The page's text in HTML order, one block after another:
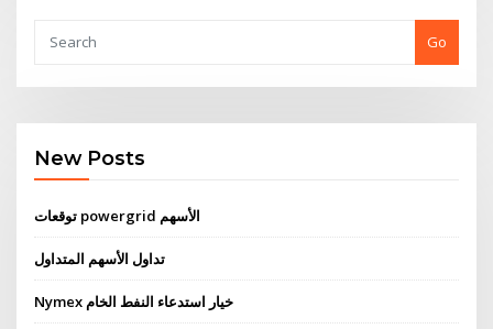
Go
New Posts
توقعات powergrid الأسهم
تداول الأسهم المتداول
Nymex خيار استدعاء النفط الخام